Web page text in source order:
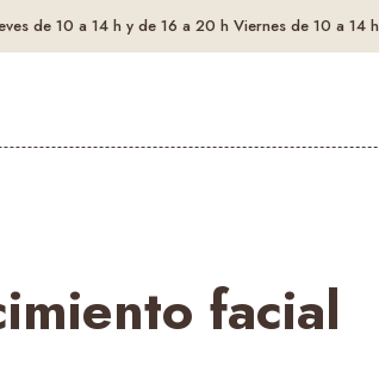
de 10 a 14 h y de 16 a 20 h Viernes de 10 a 14 h
facial